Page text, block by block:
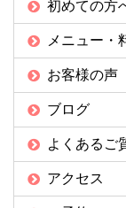
初めての方
メニュー・
お客様の声
ブログ
よくあるご
アクセス